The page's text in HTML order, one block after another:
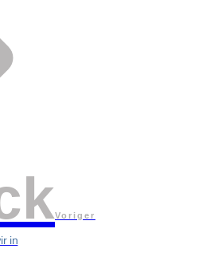
Voriger
in